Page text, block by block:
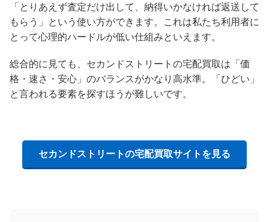
「とりあえず査定だけ出して、納得いかなければ返送して
もらう」という使い方ができます。これは私たち利用者に
とって心理的ハードルが低い仕組みといえます。
総合的に見ても、セカンドストリートの宅配買取は「価
格・速さ・安心」のバランスがかなり高水準。「ひどい」
と言われる要素を探すほうが難しいです。
セカンドストリートの宅配買取サイトを見る